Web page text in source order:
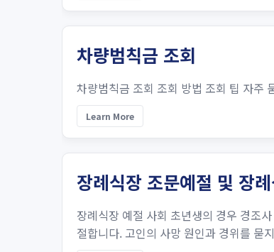
차량범칙금 조회
차량범칙금 조회 조회 방법 조회 팁 자주
Learn More
장례식장 조문예절 및 장
장례식장 예절 사회 초년생의 경우 경조
절합니다. 고인의 사망 원인과 경위를 묻